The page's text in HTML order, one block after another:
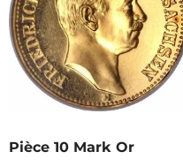
Pièce 10 Mark Or